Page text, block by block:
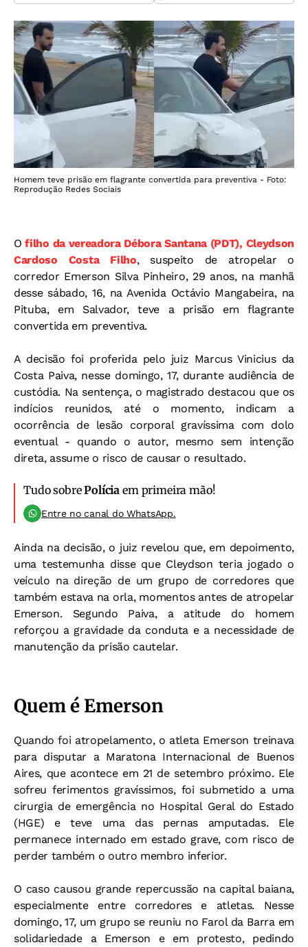
Homem teve prisão em flagrante convertida para preventiva - Foto:
Reprodução Redes Sociais
Ofilho da vereadora Débora Santana (PDT), Cleydson
Cardoso Costa Filho, suspeito de atropelar o
corredor Emerson Silva Pinheiro, 29 anos, na manhã
desse sábado, 16, na Avenida Octávio Mangabeira, na
Pituba, em Salvador, teve a prisão em flagrante
convertida em preventiva.
A decisão foi proferida pelo juiz Marcus Vinicius da
Costa Paiva, nesse domingo, 17, durante audiência de
custódia. Na sentença, o magistrado destacou que os
indícios reunidos, até o momento, indicam a
ocorrência de lesão corporal gravíssima com dolo
eventual - quando o autor, mesmo sem intenção
direta, assume o risco de causar o resultado.
Tudo sobrePolícia em primeira mão!
Entre no canal do WhatsApp.
Ainda na decisão, o juiz revelou que, em depoimento,
uma testemunha disse que Cleydson teria jogado o
veículo na direção de um grupo de corredores que
também estava na orla, momentos antes de atropelar
Emerson. Segundo Paiva, a atitude do homem
reforçou a gravidade da conduta e a necessidade de
manutenção da prisão cautelar.
Quem é Emerson
Quando foi atropelamento, o atleta Emerson treinava
para disputar a Maratona Internacional de Buenos
Aires, que acontece em 21 de setembro próximo. Ele
sofreu ferimentos gravíssimos, foi submetido a uma
cirurgia de emergência no Hospital Geral do Estado
(HGE) e teve uma das pernas amputadas. Ele
permanece internado em estado grave, com risco de
perder também o outro membro inferior.
O caso causou grande repercussão na capital baiana,
especialmente entre corredores e atletas. Nesse
domingo, 17, um grupo se reuniu no Farol da Barra em
solidariedade a Emerson e em protesto, pedindo